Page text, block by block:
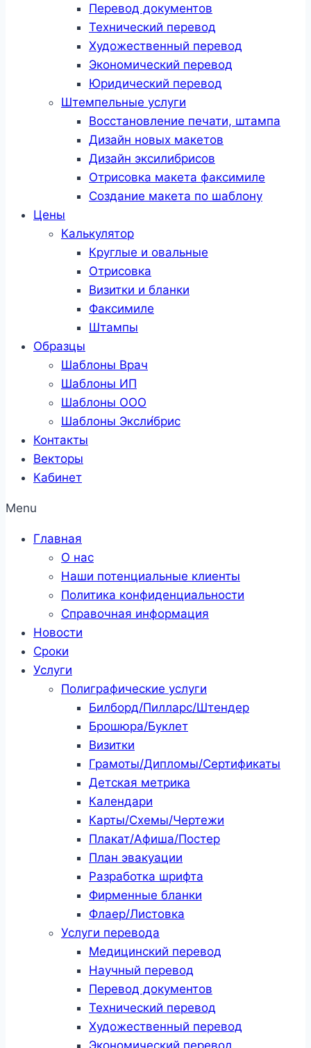
Перевод документов
Технический перевод
Художественный перевод
Экономический перевод
Юридический перевод
Штемпельные услуги
Восстановление печати, штампа
Дизайн новых макетов
Дизайн эксилибрисов
Отрисовка макета факсимиле
Создание макета по шаблону
Цены
Калькулятор
Круглые и овальные
Отрисовка
Визитки и бланки
Факсимиле
Штампы
Образцы
Шаблоны Врач
Шаблоны ИП
Шаблоны ООО
Шаблоны Эксли́брис
Контакты
Векторы
Кабинет
Menu
Главная
О нас
Наши потенциальные клиенты
Политика конфиденциальности
Справочная информация
Новости
Сроки
Услуги
Полиграфические услуги
Билборд/Пилларс/Штендер
Брошюра/Буклет
Визитки
Грамоты/Дипломы/Сертификаты
Детская метрика
Календари
Карты/Схемы/Чертежи
Плакат/Афиша/Постер
План эвакуации
Разработка шрифта
Фирменные бланки
Флаер/Листовка
Услуги перевода
Медицинский перевод
Научный перевод
Перевод документов
Технический перевод
Художественный перевод
Экономический перевод